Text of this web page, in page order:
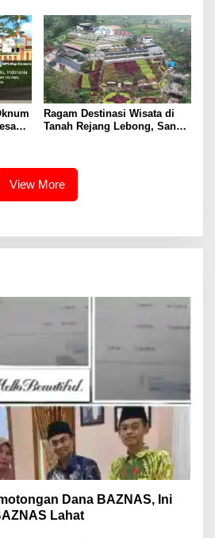
Ragam Destinasi Wisata di
Tanah Rejang Lebong, Sangat
View More
Dana BAZNAS, Ini
Lahat